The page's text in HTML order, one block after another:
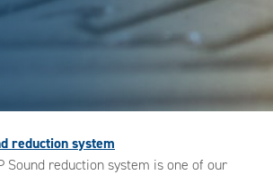
reduction system
Sound reduction system is one of our